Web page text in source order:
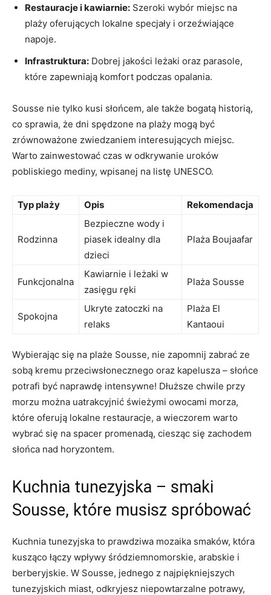
Restauracje i kawiarnie: Szeroki wybór miejsc na
plaży oferujących lokalne specjały i orzeźwiające
napoje.
Infrastruktura: Dobrej jakości leżaki oraz parasole,
które zapewniają komfort podczas opalania.
Sousse nie tylko kusi słońcem, ⁢ale także bogatą historią,‌
co sprawia, że dni spędzone na plaży ‌mogą być
zrównoważone zwiedzaniem‌ interesujących miejsc.
Warto zainwestować czas w odkrywanie uroków
pobliskiego ‍mediny, wpisanej na listę​ UNESCO.
Typ plaży Opis Rekomendacja
Rodzinna
Bezpieczne ​wody i
piasek idealny dla
dzieci
Plaża Boujaafar
Funkcjonalna
Kawiarnie i leżaki w
zasięgu ręki
Plaża Sousse
Spokojna
Ukryte zatoczki⁢ na
relaks
Plaża El
Kantaoui
Wybierając się‌ na plaże Sousse, nie zapomnij zabrać⁢ ze
sobą kremu przeciwsłonecznego oraz kapelusza – słońce
potrafi być naprawdę intensywne! Dłuższe chwile przy⁢
morzu można uatrakcyjnić świeżymi owocami morza,
które oferują lokalne restauracje, a wieczorem ‍warto
wybrać się na spacer promenadą, ciesząc ‌się zachodem
słońca nad horyzontem.
Kuchnia tunezyjska – smaki
Sousse, które musisz spróbować
Kuchnia tunezyjska to prawdziwa mozaika smaków,‌ która
kusząco łączy wpływy śródziemnomorskie, arabskie i
berberyjskie. ⁣W Sousse, jednego z najpiękniejszych
tunezyjskich ‌miast, odkryjesz niepowtarzalne potrawy,